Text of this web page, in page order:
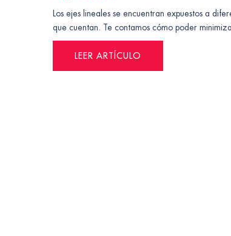
Los ejes lineales se encuentran expuestos a
que cuentan. Te contamos cómo poder
LEER ARTÍCULO